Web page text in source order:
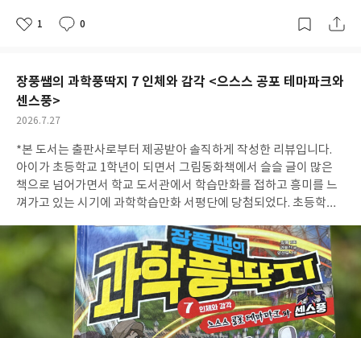
좋
1
댓
0
작
장풍쌤의 과학풍딱지 7 인체와 감각 <으스스 공포 테마파크와
센스풍>
작
일
2026.7.27
*본 도서는 출판사로부터 제공받아 솔직하게 작성한 리뷰입니다.
아이가 초등학교 1학년이 되면서 그림동화책에서 슬슬 글이 많은
책으로 넘어가면서 학교 도서관에서 학습만화를 접하고 흥미를 느
껴가고 있는 시기에 과학학습만화 서평단에 당첨되었다. 초등학교
라 어려워하지않고 집중해서 읽는 모습을 보여주었다. 처음엔 공포
테마파크 주제라 본인이 생각하는 무서운 장면은 넘기면서 내옆에
찰싹 붙어서 책을 읽었는데 어느새 무서움이 익숙해졌는지 소파에
서 혼자 집중해서 읽고있었다. 학교에서 딱지가 유행중이라 필통에
도 몇개 넣고 다니면서 쉬는시간에 친구들하고 놀이를 한다고 했는
데 스페셜 딱지가 11개나 들어있어서 너무나 좋아하며 딱지를 소중